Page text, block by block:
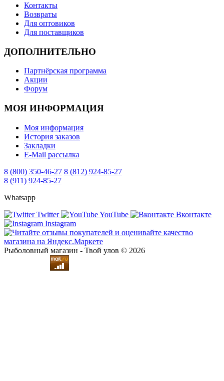
Контакты
Возвраты
Для оптовиков
Для поставщиков
ДОПОЛНИТЕЛЬНО
Партнёрская программа
Акции
Форум
МОЯ ИНФОРМАЦИЯ
Моя информация
История заказов
Закладки
E-Mail рассылка
8 (800) 350-46-27 8 (812) 924-85-27
8 (911) 924-85-27
Whatsapp
Twitter
YouTube
Вконтакте
Instagram
Рыболовный магазин - Твой улов © 2026